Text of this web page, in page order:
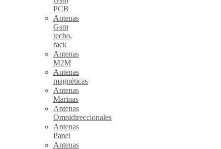
PCB
Antenas
Gsm
techo,
rack
Antenas
M2M
Antenas
magnéticas
Antenas
Marinas
Antenas
Omnidireccionales
Antenas
Panel
Antenas